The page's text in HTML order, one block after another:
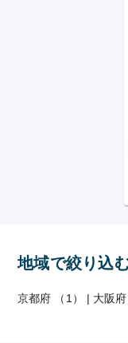
地域で絞り込
京都府 （1） | 大阪府